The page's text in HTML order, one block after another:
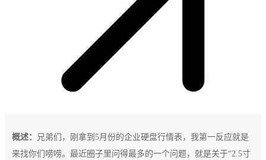
概述：
兄弟们，刚拿到5月份的企业硬盘行情表，我第一反应就是
来找你们唠唠。最近圈子里问得最多的一个问题，就是关于“2.5寸